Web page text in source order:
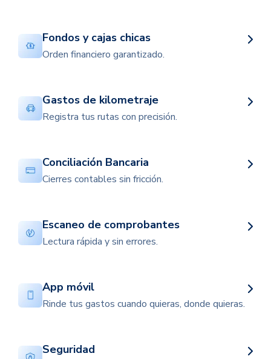
Fondos y cajas chicas
Orden financiero garantizado.
Gastos de kilometraje
Registra tus rutas con precisión.
Conciliación Bancaria
Cierres contables sin fricción.
Escaneo de comprobantes
Lectura rápida y sin errores.
App móvil
Rinde tus gastos cuando quieras, donde quieras.
Seguridad